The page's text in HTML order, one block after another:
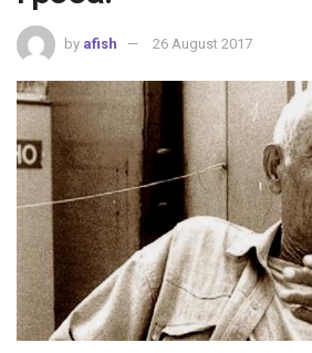
by afish 26 August 2017